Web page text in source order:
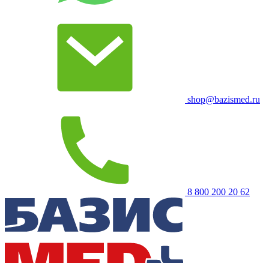
shop@bazismed.ru
8 800 200 20 62